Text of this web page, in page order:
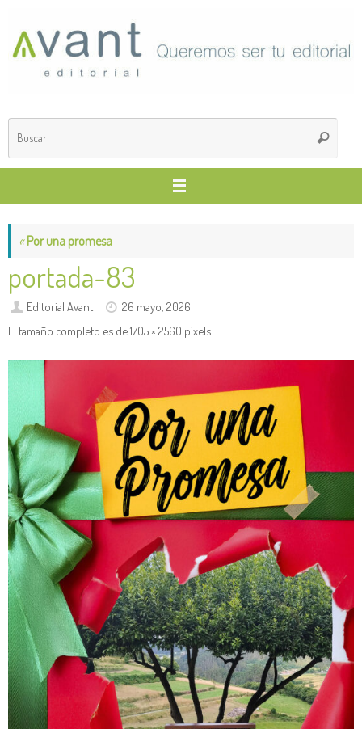
contenido
Buscar
«Por una promesa
portada-83
Editorial Avant
26 mayo, 2026
El tamaño completo es de1705 × 2560 pixels